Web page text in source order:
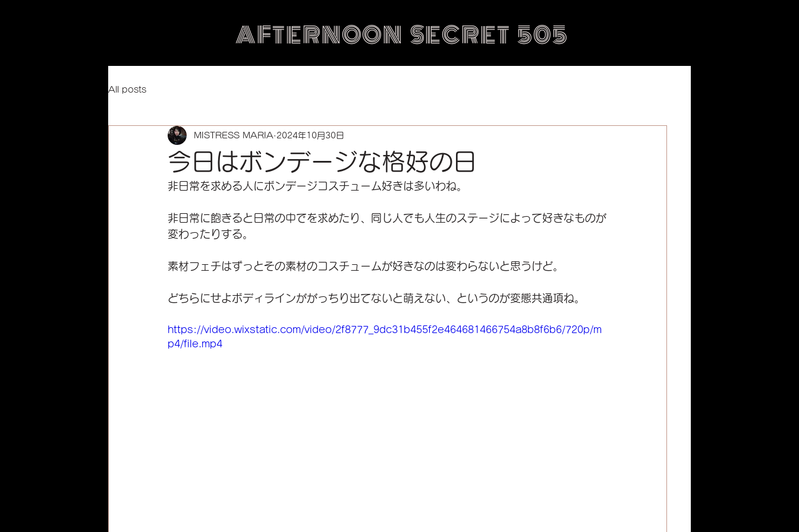
AFTERNOON SECRET 505
All posts
今日はボンデージな格好の日
MISTRESS MARIA 2024年10月30日
非日常を求める人にボンデージコスチューム好きは多いわね。
非日常に飽きると日常の中でを求めたり、同じ人でも人生のステージによって好きなものが
変わったりする。
素材フェチはずっとその素材のコスチュームが好きなのは変わらないと思うけど。
どちらにせよボディラインががっちり出てないと萌えない、というのが変態共通項ね。
https://video.wixstatic.com/video/2f8777_9dc31b455f2e464681466754a8b8f6b6/720p/m
p4/file.mp4